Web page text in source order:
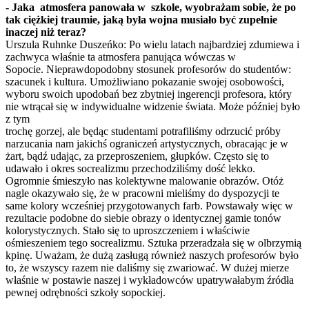
- Jaka atmosfera panowała w szkole, wyobrażam sobie, że po
tak ciężkiej traumie, jaką była wojna musiało być zupełnie
inaczej niż teraz?
Urszula Ruhnke Duszeńko: Po wielu latach najbardziej zdumiewa i
zachwyca właśnie ta atmosfera panująca wówczas w
Sopocie. Nieprawdopodobny stosunek profesorów do studentów:
szacunek i kultura. Umożliwiano pokazanie swojej osobowości,
wyboru swoich upodobań bez zbytniej ingerencji profesora, który
nie wtrącał się w indywidualne widzenie świata. Może później było
z tym
trochę gorzej, ale będąc studentami potrafiliśmy odrzucić próby
narzucania nam jakichś ograniczeń artystycznych, obracając je w
żart, bądź udając, za przeproszeniem, głupków. Często się to
udawało i okres socrealizmu przechodziliśmy dość lekko.
Ogromnie śmieszyło nas kolektywne malowanie obrazów. Otóż
nagle okazywało się, że w pracowni mieliśmy do dyspozycji te
same kolory wcześniej przygotowanych farb. Powstawały więc w
rezultacie podobne do siebie obrazy o identycznej gamie tonów
kolorystycznych. Stało się to uproszczeniem i właściwie
ośmieszeniem tego socrealizmu. Sztuka przeradzała się w olbrzymią
kpinę. Uważam, że dużą zasługą również naszych profesorów było
to, że wszyscy razem nie daliśmy się zwariować. W dużej mierze
właśnie w postawie naszej i wykładowców upatrywałabym źródła
pewnej odrębności szkoły sopockiej.